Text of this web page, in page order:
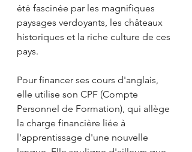
été fascinée par les magnifiques
paysages verdoyants, les châteaux
historiques et la riche culture de ces
pays.
Pour financer ses cours d'anglais,
elle utilise son CPF (Compte
Personnel de Formation), qui allège
la charge financière liée à
l'apprentissage d'une nouvelle